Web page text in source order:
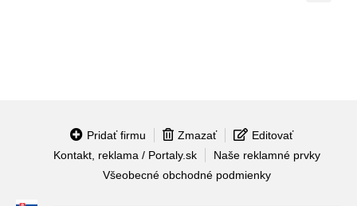
Pridať firmu Zmazať
Editovať
Kontakt, reklama / Portaly.sk
Naše reklamné prvky
Všeobecné obchodné podmienky